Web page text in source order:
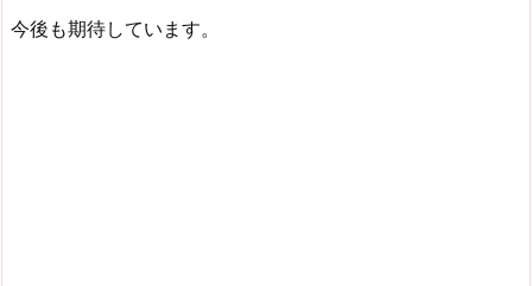
今後も期待しています。